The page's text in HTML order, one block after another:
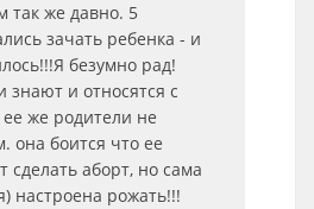
так же давно. 5
зачать ребенка - и
безумно рад!
знают и относятся с
же родители не
она боится что ее
сделать аборт, но сама
настроена рожать!!!